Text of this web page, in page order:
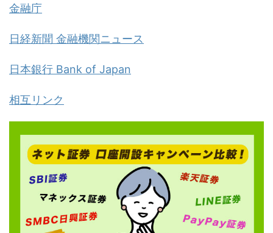
金融庁
日経新聞 金融機関ニュース
日本銀行 Bank of Japan
相互リンク